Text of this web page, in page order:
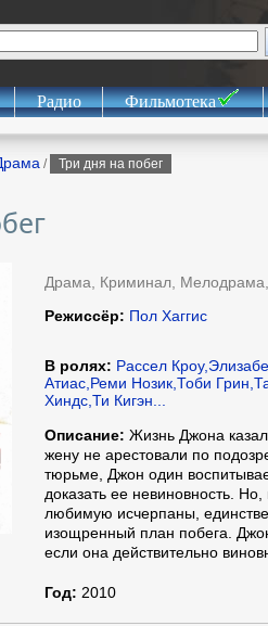
Радио Фильмотека
/ Три дня на побег
Драма, Криминал,
Режиссёр: Пол Хаггис
В ролях: Рассел
Атиас,Реми Нозик,Тоби
Хиндс,Ти Кигэн...
Описание: Жизнь Джона
жену не арестовали по
тюрьме, Джон один
доказать ее невиновность.
любимую исчерпаны,
изощренный план побега.
если она действительно
Год: 2010